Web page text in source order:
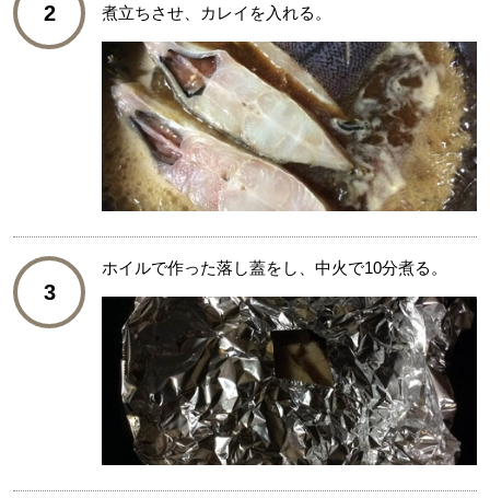
2
煮立ちさせ、カレイを入れる。
3
ホイルで作った落し蓋をし、中火で10分煮る。